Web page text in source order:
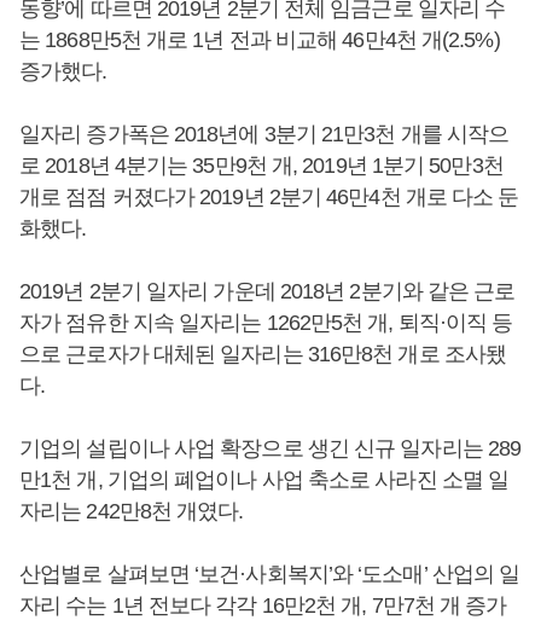
동향’에 따르면 2019년 2분기 전체 임금근로 일자리 수
는 1868만5천 개로 1년 전과 비교해 46만4천 개(2.5%)
증가했다.
일자리 증가폭은 2018년에 3분기 21만3천 개를 시작으
로 2018년 4분기는 35만9천 개, 2019년 1분기 50만3천
개로 점점 커졌다가 2019년 2분기 46만4천 개로 다소 둔
화했다.
2019년 2분기 일자리 가운데 2018년 2분기와 같은 근로
자가 점유한 지속 일자리는 1262만5천 개, 퇴직·이직 등
으로 근로자가 대체된 일자리는 316만8천 개로 조사됐
다.
기업의 설립이나 사업 확장으로 생긴 신규 일자리는 289
만1천 개, 기업의 폐업이나 사업 축소로 사라진 소멸 일
자리는 242만8천 개였다.
산업별로 살펴보면 ‘보건·사회복지’와 ‘도소매’ 산업의 일
자리 수는 1년 전보다 각각 16만2천 개, 7만7천 개 증가